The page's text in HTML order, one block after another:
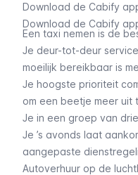
Download de Cabify
Download de Cabify
Een taxi nemen is de
Je deur-tot-deur
moeilijk bereikbaar is
Je hoogste prioriteit
om een beetje meer uit
Je in een groep van
Je ’s avonds laat
aangepaste
Autoverhuur op de